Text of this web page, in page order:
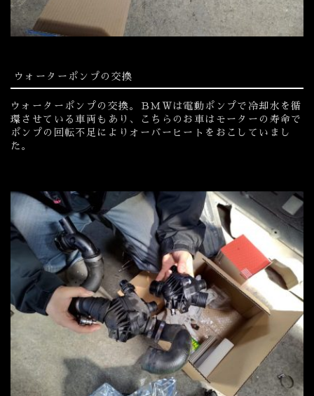
ウォーターポンプの交換
ウォーターポンプの交換。ＢＭＷは電動ポンプで冷却水を循
環させている車両もあり、こちらのお車はモーターの寿命で
ポンプの回転不足によりオーバーヒートをおこしていまし
た。